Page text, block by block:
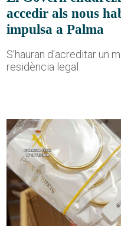
accedir als nous
impulsa a Palma
S'hauran d'acreditar un
residència legal